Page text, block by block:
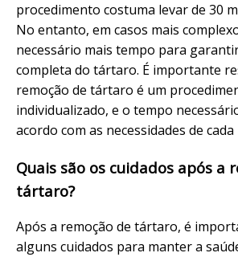
procedimento costuma levar de 30
No entanto, em casos mais
necessário mais tempo para
completa do tártaro. É importante
remoção de tártaro é um
individualizado, e o tempo
acordo com as necessidades de
Quais são os cuidados após a
tártaro?
Após a remoção de tártaro, é
alguns cuidados para manter a